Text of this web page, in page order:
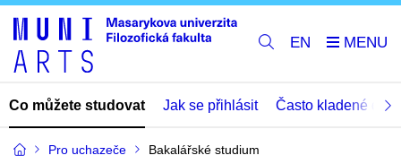
EN
Co můžete studovat Jak se přihlásit Často kladené
Pro uchazeče Bakalářské studium